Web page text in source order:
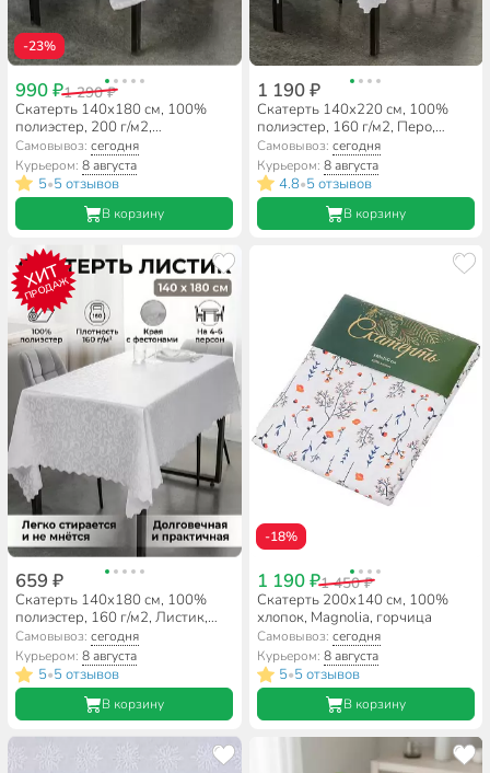
-23%
990 ₽1 290 ₽
Скатерть 140х180 см, 100%
полиэстер, 200 г/м2,
водонепроницаемая, белая,
A170085
Самовывоз:сегодня
Курьером:8 августа
5•5 отзывов
В корзину
1 190 ₽
Скатерть 140х220 см, 100%
полиэстер, 160 г/м2, Перо,
белая, A170084
Самовывоз: сегодня
Курьером: 8 августа
4.8•5 отзывов
В корзину
ХИТ
ПРОДАЖ
659 ₽
Скатерть 140х180 см, 100%
полиэстер, 160 г/м2, Листик,
белая, A170083
Самовывоз:сегодня
Курьером:8 августа
5•5 отзывов
В корзину
-18%
1 190 ₽1 450 ₽
Скатерть 200х140 см, 100%
хлопок, Magnolia, горчица
Самовывоз: сегодня
Курьером: 8 августа
5•5 отзывов
В корзину